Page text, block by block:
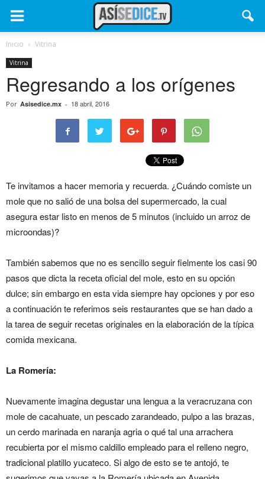
Inicio Vitrina
Vitrina
Regresando a los orígenes
Por Asisedice.mx - 18 abril, 2016
Te invitamos a hacer memoria y recuerda. ¿Cuándo comiste un
mole que no salió de una bolsa del supermercado, la cual
asegura estar listo en menos de 5 minutos (incluido un arroz de
microondas)?
También sabemos que no es sencillo seguir fielmente los casi 90
pasos que dicta la receta oficial del mole, esto en su opción
dulce; sin embargo en esta vida siempre hay opciones y por eso
a continuación te referimos seis restaurantes que se han dado a
la tarea de seguir recetas originales en la elaboración de la típica
comida mexicana.
La Romería:
Nuevamente imagina degustar una lengua a la veracruzana con
mole de cacahuate, un pescado zarandeado, pulpo a las brazas,
un cerdo marinada en naranja agria o qué tal una arrachera
recubierta por el mismo caldillo empleado para el relleno negro,
tradicional platillo yucateco. Si algo de esto se te antojó, te